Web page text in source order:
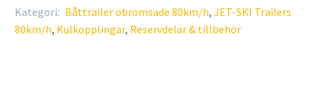
Kategori: Båttrailer obromsade 80km/h, JET-SKI Trailers
80km/h, Kulkopplingar, Reservdelar & tillbehör